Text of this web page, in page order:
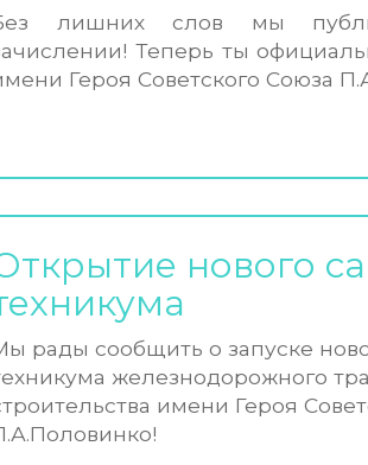
лишних слов мы
Теперь ты
Героя Советского Союза
нового
рады сообщить о запуске
железнодорожного
имени Героя